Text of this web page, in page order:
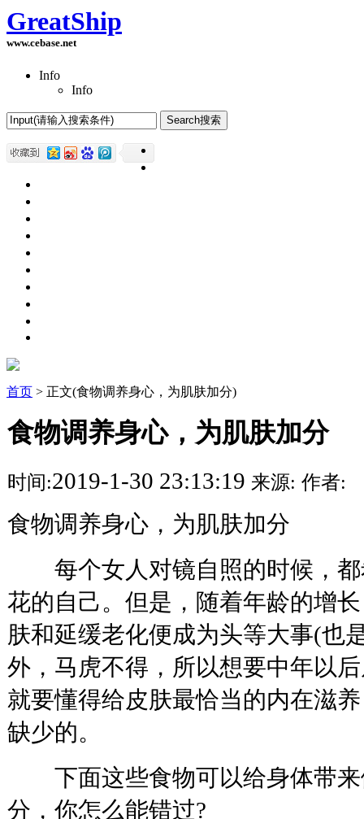
GreatShip
www.cebase.net
Info
Info
首页 > 正文(食物调养身心，为肌肤加分)
食物调养身心，为肌肤加分
时间:2019-1-30 23:13:19 来源: 作者:
食物调养身心，为肌肤加分
每个女人对镜自照的时候，都
花的自己。但是，随着年龄的增
肤和延缓老化便成为头等大事(也
外，马虎不得，所以想要中年以
就要懂得给皮肤最恰当的内在滋
缺少的。
下面这些食物可以给身体带来
分，你怎么能错过?